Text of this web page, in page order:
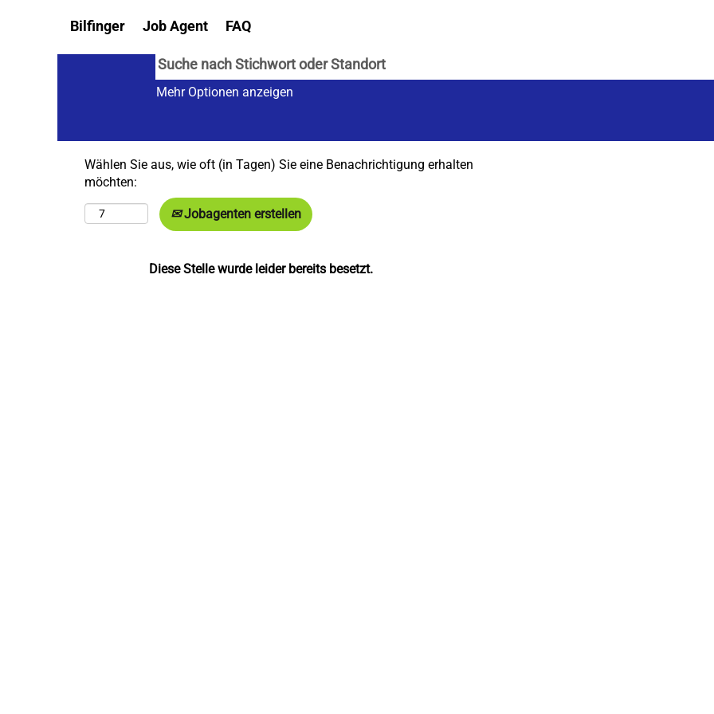
Bilfinger Job Agent FAQ
Mehr Optionen anzeigen
Wählen Sie aus, wie oft (in Tagen) Sie eine Benachrichtigung erhalten
möchten:
Jobagenten erstellen
Diese Stelle wurde leider bereits besetzt.